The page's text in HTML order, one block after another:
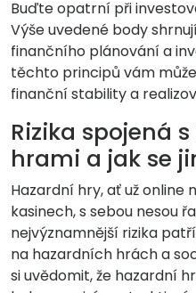
Buďte opatrní při
Výše uvedené body
finančního plánování a
těchto principů vám
finanční stability a
Rizika spojená
hrami a jak se
Hazardní hry, ať už online
kasinech, s sebou nesou
nejvýznamnější rizika
na hazardních hrách a
si uvědomit, že hazardní